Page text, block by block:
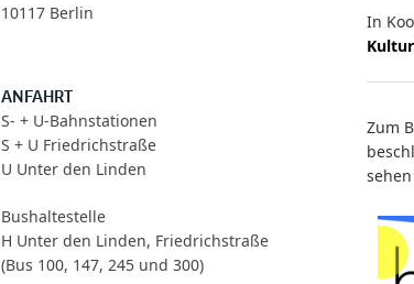
10117 Berlin
ANFAHRT
S- + U-Bahnstationen
S + U Friedrichstraße
U Unter den Linden
Bushaltestelle
H Unter den Linden, Friedrichstraße
(Bus 100, 147, 245 und 300)
In
Zum